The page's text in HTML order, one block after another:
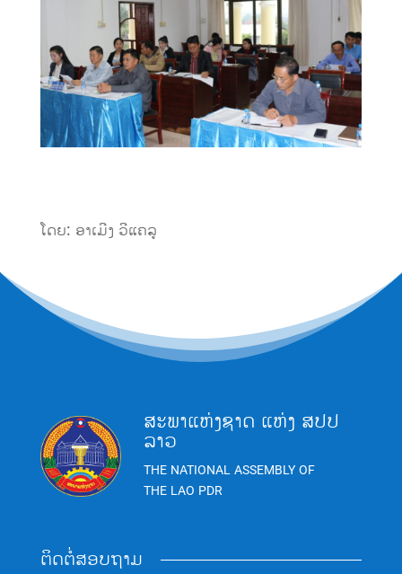
ໂດຍ: ອາເມີງ ວີແຄລູ
ສະພາແຫ່ງຊາດ ແຫ່ງ ສປປ
ລາວ
THE NATIONAL ASSEMBLY OF
THE LAO PDR
ຕິດຕໍ່ສອບຖາມ